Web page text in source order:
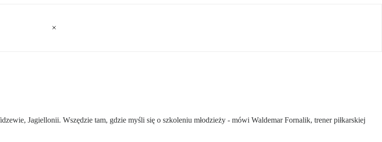
Jagiellonii. Wszędzie tam, gdzie myśli się o szkoleniu młodzieży - mówi Waldemar Fornalik, trener piłkarskiej